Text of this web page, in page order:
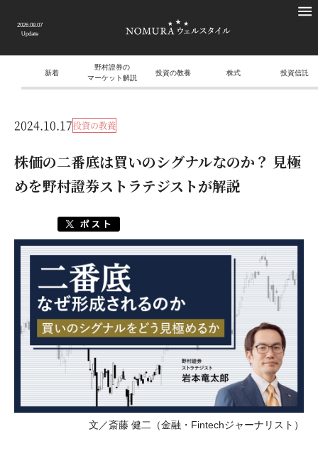
2026.08.07
Update
新着
野村證券の
マーケット解説
投資の教養 株式 投資信託
2024.10.17投資の教養
株価の二番底は買いのシグナルなのか？ 見極
めを野村證券ストラテジストが解説
文／斎藤 健二（金融・Fintechジャーナリスト）